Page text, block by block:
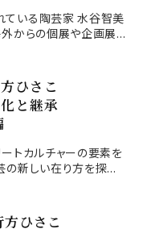
いる陶芸家 水谷智美
外からの個展や企画展...
ひさこ
と継承
トカルチャーの要素を
の新しい在り方を探...
ひさこ